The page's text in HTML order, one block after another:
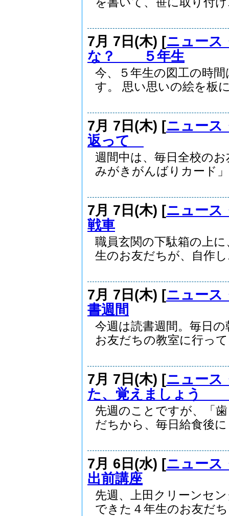
7月 7日(木) [ニュース
な？ ５年生
今、５年生の図工の時
す。 思い思いの絵を板
7月 7日(木) [ニュース
返って
週間中は、毎日全校の
みがきがんばりカード
7月 7日(木) [ニュース
戦車
職員玄関の下駄箱の上
生のお友だちが、自作し
7月 7日(木) [ニュース
書週間
今週は読書週間。毎日
お友だちの教室に行っ
7月 7日(木) [ニュース
た、覚えましょう
先週のことですが、「
だちから、毎日給食後に
7月 6日(水) [ニュース
出前講座
先週、上田クリーンセ
できた４年生のお友だ